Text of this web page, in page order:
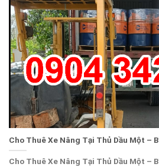
Cho Thuê Xe Nâng Tại Thủ Dầu Một –
Cho Thuê Xe Nâng Tại Thủ Dầu Một –